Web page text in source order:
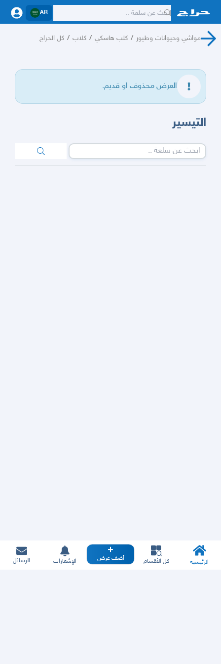
AR
مواشي وحيوانات وطيور / كلب هاسكي / كلاب / كل الحراج
العرض محذوف او قديم.
التيسير
الرئيسية كل الأقسام أضف عرض الإشعارات الرسائل